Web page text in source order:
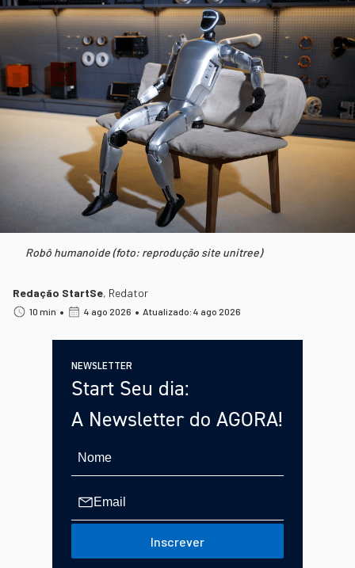
Robô humanoide (foto: reprodução site unitree)
Redação StartSe, Redator
10 min • 4 ago 2026 • Atualizado: 4 ago 2026
NEWSLETTER
Start Seu dia:
A Newsletter do AGORA!
Inscrever